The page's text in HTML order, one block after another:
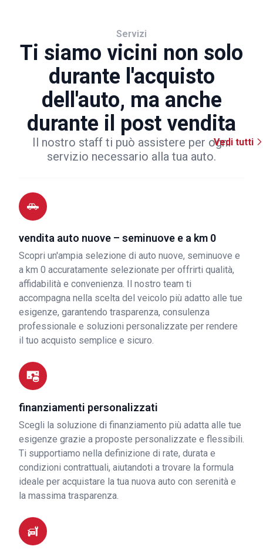
Servizi
Ti siamo vicini non solo
durante l'acquisto
dell'auto, ma anche
durante il post vendita
Il nostro staff ti può assistere per ogni
servizio necessario alla tua auto.
Vedi tutti
vendita auto nuove – seminuove e a km 0
Scopri un'ampia selezione di auto nuove, seminuove e
a km 0 accuratamente selezionate per offrirti qualità,
affidabilità e convenienza. Il nostro team ti
accompagna nella scelta del veicolo più adatto alle tue
esigenze, garantendo trasparenza, consulenza
professionale e soluzioni personalizzate per rendere
il tuo acquisto semplice e sicuro.
finanziamenti personalizzati
Scegli la soluzione di finanziamento più adatta alle tue
esigenze grazie a proposte personalizzate e flessibili.
Ti supportiamo nella definizione di rate, durata e
condizioni contrattuali, aiutandoti a trovare la formula
ideale per acquistare la tua nuova auto con serenità e
la massima trasparenza.